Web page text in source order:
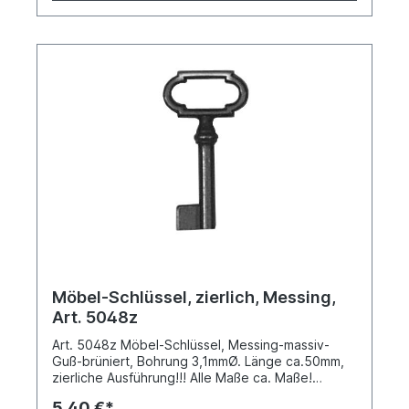
Möbel-Schlüssel, zierlich, Messing,
Art. 5048z
Art. 5048z Möbel-Schlüssel, Messing-massiv-
Guß-brüniert, Bohrung 3,1mmØ. Länge ca.50mm,
zierliche Ausführung!!! Alle Maße ca. Maße!